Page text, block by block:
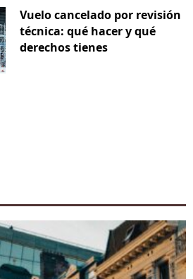
Vuelo cancelado por revisión
técnica: qué hacer y qué
derechos tienes